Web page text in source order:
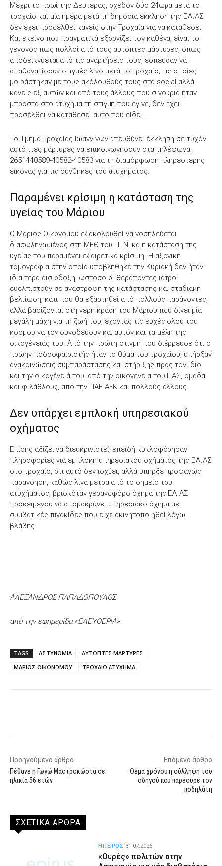
Μέχρι το πρωί της Δευτέρας, σχεδόν δύο 24ωρα μετά το
τροχαίο και μία ημέρα μετά τη δημόσια έκκληση της ΕΛ.ΑΣ
δεν έχει προσέλθει κανείς στην Τροχαία για να καταθέσει.
Και εκείνο που πραγματικά εξοργίζει τον καθένα, είναι το
γεγονός πως πολλοί από τους αυτόπτες μάρτυρες, όπως
αποδεικνύεται από τις αναρτήσεις τους, έσπευσαν να
απαθανατίσουν στιγμές λίγο μετά το τροχαίο, τις οποίες
μοιράστηκαν με τους ακόλουθούς τους στα social αλλά
κανείς εξ αυτών και από τους άλλους που σιγουριά ήταν
μπροστά στο ατύχημα τη στιγμή που έγινε, δεν έχει
προσέλθει να καταθέσει αυτό που είδε…
Το Τμήμα Τροχαίας Ιωαννίνων απευθύνει έκκληση σε τυχόν
αυτόπτες μάρτυρες να επικοινωνήσουν στα τηλέφωνα:
2651440589-40582-40583 για τη διαμόρφωση πληρέστερης
εικόνας για τις συνθήκες του ατυχήματος.
Παραμένει κρίσιμη η κατάσταση της
υγείας του Μάριου
Ο Μάριος Οικονόμου εξακολουθεί να νοσηλεύεται
διασωληνωμένος στη ΜΕΘ του ΠΓΝΙ κα η κατάσταση της
υγείας του παραμένει εξαιρετικά κρίσιμη. Η αξονική
τομογραφία στην οποία υποβλήθηκε την Κυριακή δεν ήταν
ιδιαίτερα αισιόδοξη, ωστόσο οι θεράποντες ιατροί
ευελπιστούν σε αναστροφή της κατάστασης και σταδιακή
βελτίωση, κάτι που θα εξαρτηθεί από πολλούς παράγοντες,
αλλά βασίζονται στη γερή κράση του Μάριου που δίνει μία
μεγάλη μάχη για τη ζωή του, έχοντας τις ευχές όλου του
κόσμου να τον συνοδεύουν και αυτόν και τα μέλη της
οικογένειάς του. Από την πρώτη στιγμή που διέρρευσε ότι ο
πρώην ποδοσφαιριστής ήταν το θύμα του τροχαίου, υπήρξαν
ανακοινώσεις συμπαράστασης και στήριξης προς τον ίδιο
και την οικογένειά του, από την οικογένεια του ΠΑΣ, ομάδα
και φιλάθλους, από την ΠΑΕ ΑΕΚ και πολλούς άλλους.
Δεν υπάρχει εμπλοκή υπηρεσιακού
οχήματος
Επίσης αξίζει να διευκρινιστεί, επειδή κυκλοφόρησαν
πληροφορίες για εμπλοκή υπηρεσιακού οχήματος της ΕΛ.ΑΣ
στο τροχαίο, ότι αυτό δεν ισχύει, αλλά υπήρξε προφανώς
παρανόηση, καθώς λίγα μέτρα από το σημείο του
ατυχήματος, βρισκόταν γερανοφόρο όχημα της ΕΛ.ΑΣ
προκειμένου να απομακρύνει υπηρεσιακό όχημα με
συμβατικές πινακίδες που είχε ακινητοποιηθεί λόγω
βλάβης.
ΑΛΕΞΑΝΔΡΟΣ ΠΑΠΑΔΟΠΟΥΛΟΣ
από την εφημερίδα «ΕΛΕΥΘΕΡΙΑ»
TAGS ΑΣΤΥΝΟΜΙΑ
ΑΥΤΟΠΤΕΣ ΜΑΡΤΥΡΕΣ
ΜΑΡΙΟΣ ΟΙΚΟΝΟΜΟΥ
ΤΡΟΧΑΙΟ ΑΤΥΧΗΜΑ
Προηγούμενο άρθρο
Πέθανε η Γωγώ Μαστροκώστα σε
ηλικία 56 ετών
Επόμενο άρθρο
Θέμα χρόνου η σύλληψη του
οδηγού που παρέσυρε τον
ποδηλάτη
ΣΧΕΤΙΚΑ ΑΡΘΡΑ
«Ουρές» πολιτών στην
ΗΠΕΙΡΟΣ 31.07.2026